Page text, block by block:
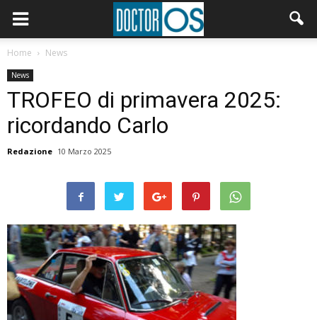
Home News
News
TROFEO di primavera 2025:
ricordando Carlo
Redazione 10 Marzo 2025